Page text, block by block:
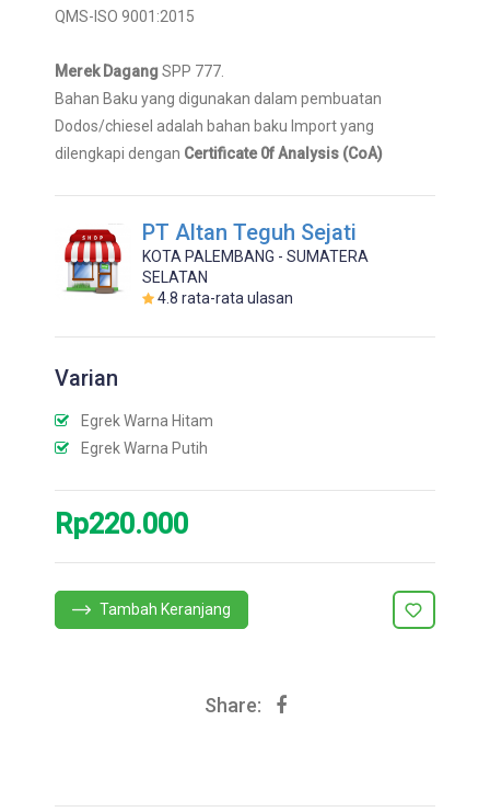
QMS-ISO 9001:2015
Merek DagangSPP 777.
Bahan Baku yang digunakan dalam pembuatan
Dodos/chiesel adalah bahan baku Import yang
dilengkapi dengan Certificate 0f Analysis (CoA)
PT Altan Teguh Sejati
KOTA PALEMBANG - SUMATERA
SELATAN
4.8 rata-rata ulasan
Varian
Egrek Warna Hitam
Egrek Warna Putih
Rp220.000
Tambah Keranjang
Share: